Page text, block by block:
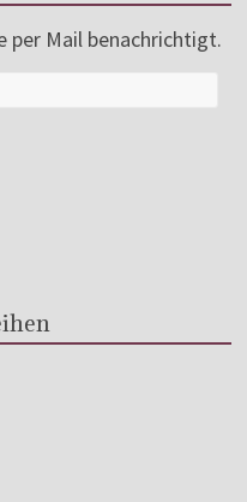
per Mail benachrichtigt.